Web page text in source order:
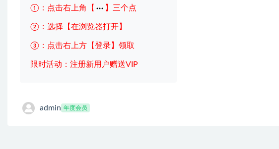
①：点击右上角【 】三个点
②：选择【在浏览器打开】
③：点击右上方【登录】领取
限时活动：注册新用户赠送VIP
admin 年度会员